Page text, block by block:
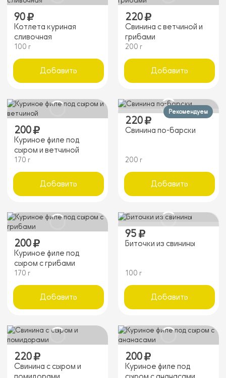
90
Котлета куриная
сливочная
100 г
Добавить
220
Свинина с ветчиной и
грибами
200 г
Добавить
200
Куриное филе под
сыром и ветчиной
170 г
Добавить
220
Свинина по-барски
200 г
Добавить
Рекомендуем
200
Куриное филе под
сыром с грибами
170 г
Добавить
95
Биточки из свинины
100 г
Добавить
220
Свинина с сыром и
200
Куриное филе под